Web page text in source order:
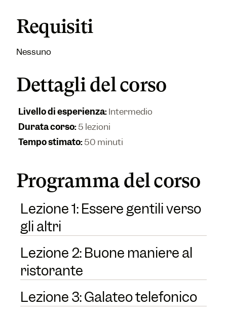
Requisiti
Nessuno
Dettagli del corso
Livello di esperienza:Intermedio
Durata corso:5 lezioni
Tempo stimato:50 minuti
Programma del corso
Lezione 1: Essere gentili verso
gli altri
Lezione 2: Buone maniere al
ristorante
Lezione 3: Galateo telefonico